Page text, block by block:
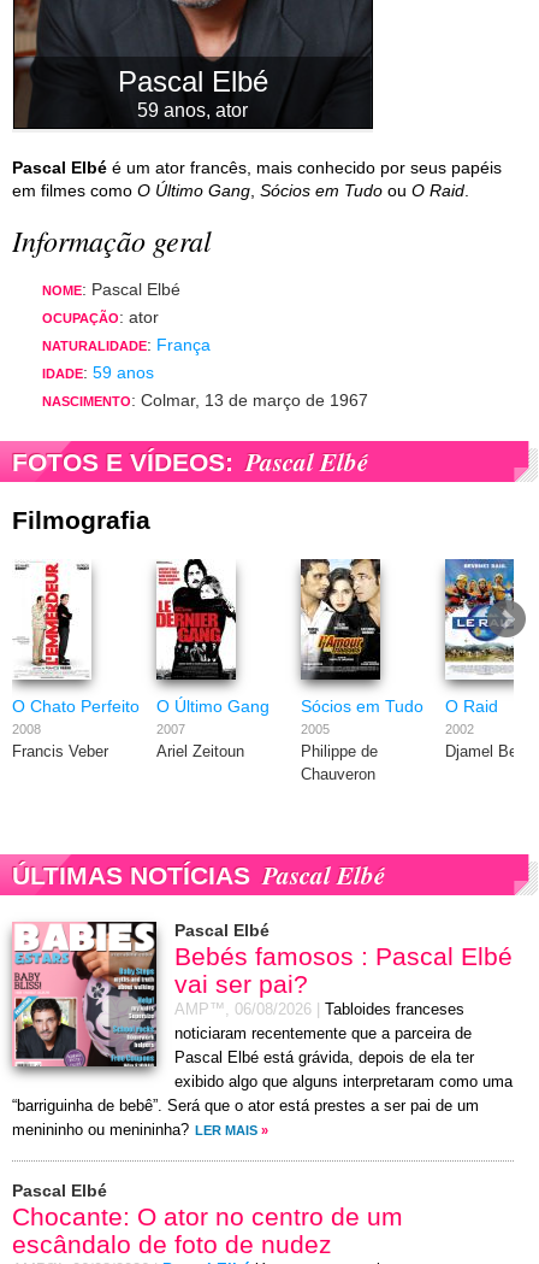
Pascal Elbé
59 anos, ator
Pascal Elbé é um ator francês, mais conhecido por seus papéis
em filmes como O Último Gang Sócios em Tudo ou O Raid
Informação geral
NOME: Pascal Elbé
OCUPAÇÃO: ator
NATURALIDADE: França
IDADE: 59 anos
NASCIMENTO: Colmar, 13 de março de 1967
FOTOS E VÍDEOS: Pascal Elbé
Filmografia
O Chato Perfeito
2008
Francis Veber
O Último Gang
2007
Ariel Zeitoun
Sócios em Tudo
2005
Philippe de
Chauveron
O Raid
2002
Djamel
ÚLTIMAS NOTÍCIAS Pascal Elbé
Pascal Elbé
Bebés famosos : Pascal Elbé
vai ser pai?
AMP™, 06/08/2026
Tabloides franceses
noticiaram recentemente que a parceira de
Pascal Elbé está grávida, depois de ela ter
exibido algo que alguns interpretaram como uma
“barriguinha de bebê”. Será que o ator está prestes a ser pai de um
menininho ou menininha? LER MAIS »
Pascal Elbé
Chocante: O ator no centro de um
escândalo de foto de nudez